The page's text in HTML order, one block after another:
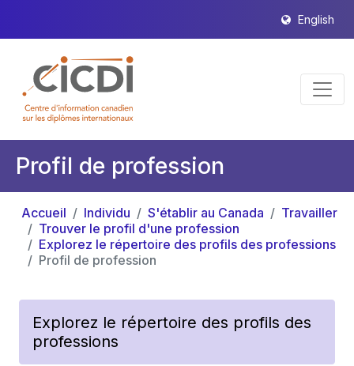
English
Profil de profession
Accueil Individu S'établir au Canada
Travailler
Trouver le profil d'une profession
Explorez le répertoire des profils des professions
Profil de profession
Explorez le répertoire des profils des
professions